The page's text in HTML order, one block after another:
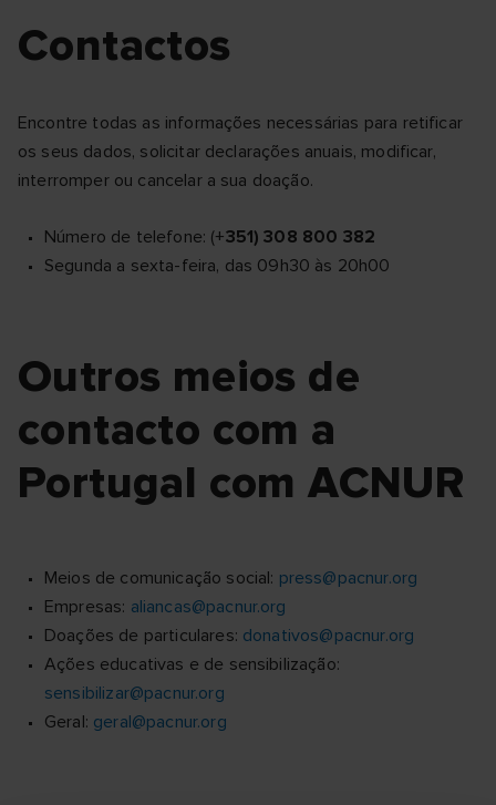
Contactos
Encontre todas as informações necessárias para retificar
os seus dados, solicitar declarações anuais, modificar,
interromper ou cancelar a sua doação.
Número de telefone: (+351) 308 800 382
Segunda a sexta-feira, das 09h30 às 20h00
Outros meios de
contacto com a
Portugal com ACNUR
Meios de comunicação social: press@pacnur.org
Empresas: aliancas@pacnur.org
Doações de particulares: donativos@pacnur.org
Ações educativas e de sensibilização:
sensibilizar@pacnur.org
Geral: geral@pacnur.org